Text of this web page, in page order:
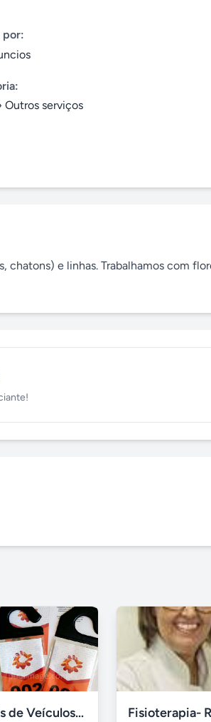
por:
Outros serviços
chatons) e linhas. Trabalhamos com
Crachás de Veículos: Numerados e Personalizados